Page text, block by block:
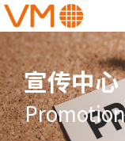
宣传中心